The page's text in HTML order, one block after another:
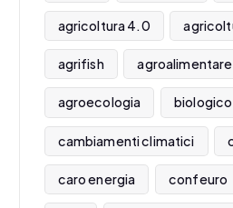
agricoltura 4.0
agrifish agroalimentare
agroecologia biologico
cambiamenti climatici
caro energia confeuro